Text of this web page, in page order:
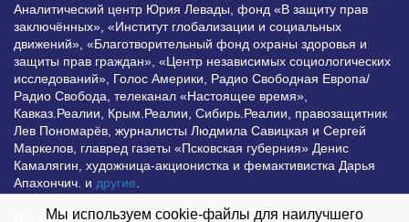
Аналитический центр Юрия Левады, фонд «В защиту прав
заключённых», «Институт глобализации и социальных
движений», «Благотворительный фонд охраны здоровья и
защиты прав граждан», «Центр независимых социологических
исследований», Голос Америки, Радио Свободная Европа/
Радио Свобода, телеканал «Настоящее время»,
Кавказ.Реалии, Крым.Реалии, Сибирь.Реалии, правозащитник
Лев Пономарёв, журналисты Людмила Савицкая и Сергей
Маркелов, главред газеты «Псковская губерния» Денис
Камалягин, художница-акционистка и фемактивистка Дарья
Апахончич. и другие
Все права защищены и охраняются законом. Любое
Мы используем cookie-файлы для наилучшего